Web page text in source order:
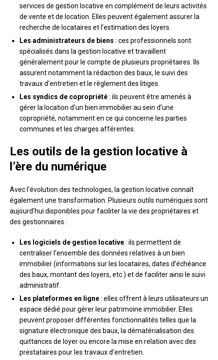
services de gestion locative en complément de leurs activités
de vente et de location. Elles peuvent également assurer la
recherche de locataires et l’estimation des loyers.
Les administrateurs de biens : ces professionnels sont
spécialisés dans la gestion locative et travaillent
généralement pour le compte de plusieurs propriétaires. Ils
assurent notamment la rédaction des baux, le suivi des
travaux d’entretien et le règlement des litiges.
Les syndics de copropriété: ils peuvent être amenés à
gérer la location d’un bien immobilier au sein d’une
copropriété, notamment en ce qui concerne les parties
communes et les charges afférentes.
Les outils de la gestion locative à
l’ère du numérique
Avec l’évolution des technologies, la gestion locative connaît
également une transformation. Plusieurs outils numériques sont
aujourd’hui disponibles pour faciliter la vie des propriétaires et
des gestionnaires :
Les logiciels de gestion locative: ils permettent de
centraliser l’ensemble des données relatives à un bien
immobilier (informations sur les locataires, dates d’échéance
des baux, montant des loyers, etc.) et de faciliter ainsi le suivi
administratif.
Les plateformes en ligne: elles offrent à leurs utilisateurs un
espace dédié pour gérer leur patrimoine immobilier. Elles
peuvent proposer différentes fonctionnalités telles que la
signature électronique des baux, la dématérialisation des
quittances de loyer ou encore la mise en relation avec des
prestataires pour les travaux d’entretien.